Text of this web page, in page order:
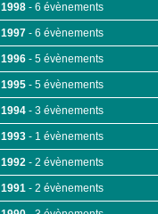
1998 - 6 évènements
1997 - 6 évènements
1996 - 5 évènements
1995 - 5 évènements
1994 - 3 évènements
1993 - 1 évènements
1992 - 2 évènements
1991 - 2 évènements